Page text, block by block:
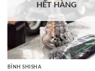
HẾT HÀNG
BÌNH SHISHA